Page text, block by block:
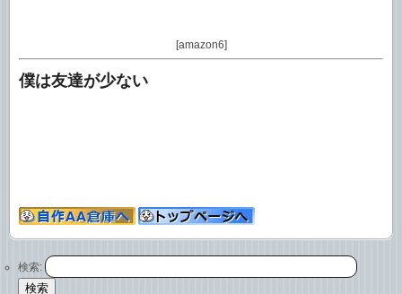
[amazon6]
僕は友達が少ない
検索: